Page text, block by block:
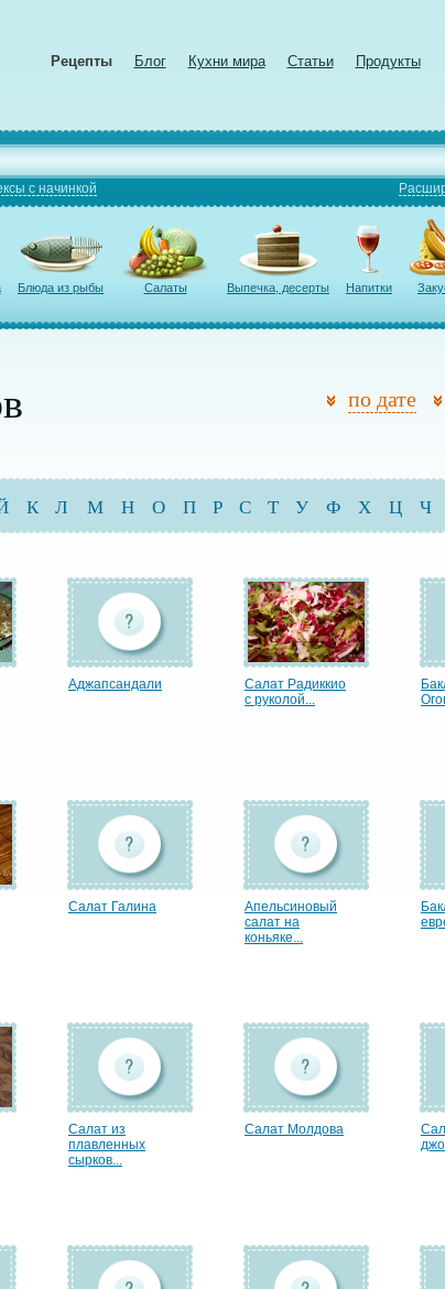
Рецепты Блог Кухни мира Статьи Продукты
с начинкой
Блюда из рыбы Салаты Выпечка, десерты Напитки
по дате
К Л М Н О П Р С Т У Ф Х Ц Ч
Аджапсандали
Салат Радиккио
с руколой...
Салат Галина
Апельсиновый
салат на
коньяке...
Салат из
плавленных
сырков...
Салат Молдова